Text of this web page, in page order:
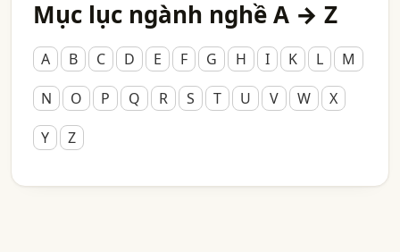
Mục lục ngành nghề A → Z
A B C D E F G H I K L
M
N
O P Q R S T U V W
X
Y
Z